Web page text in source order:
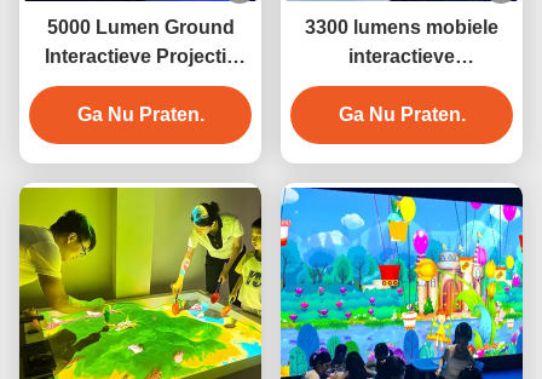
5000 Lumen Ground
Interactieve Projectie
Game Mobiele
vloerprojector Game
Ga Nu Praten.
3300 lumens mobiele
interactieve
vloerprojector
Ga Nu Praten.